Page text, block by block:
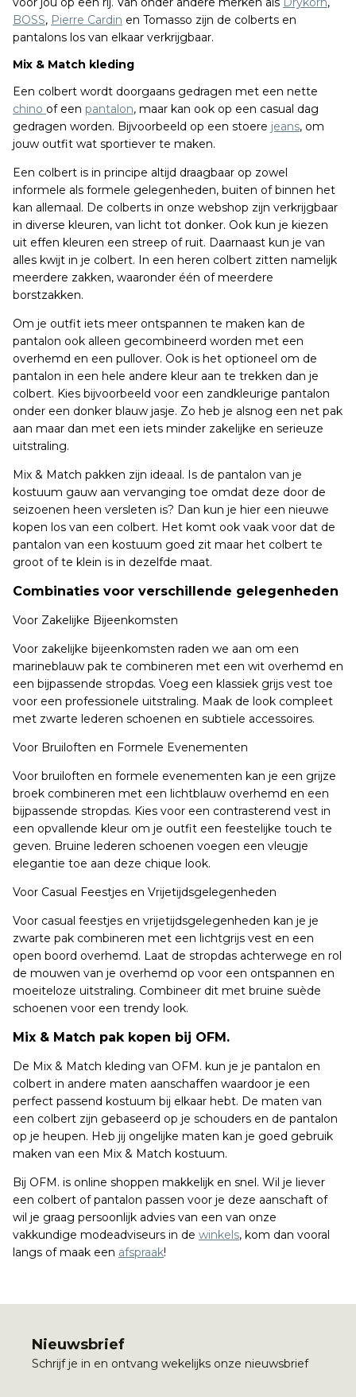
BOSS, Pierre Cardin en Tomasso zijn de colberts en
pantalons los van elkaar verkrijgbaar.
Mix & Match kleding
Een colbert wordt doorgaans gedragen met een nette
chino of een pantalon, maar kan ook op een casual dag
gedragen worden. Bijvoorbeeld op een stoere jeans, om
jouw outfit wat sportiever te maken.
Een colbert is in principe altijd draagbaar op zowel
informele als formele gelegenheden, buiten of binnen het
kan allemaal. De colberts in onze webshop zijn verkrijgbaar
in diverse kleuren, van licht tot donker. Ook kun je kiezen
uit effen kleuren een streep of ruit. Daarnaast kun je van
alles kwijt in je colbert. In een heren colbert zitten namelijk
meerdere zakken, waaronder één of meerdere
borstzakken.
Om je outfit iets meer ontspannen te maken kan de
pantalon ook alleen gecombineerd worden met een
overhemd en een pullover. Ook is het optioneel om de
pantalon in een hele andere kleur aan te trekken dan je
colbert. Kies bijvoorbeeld voor een zandkleurige pantalon
onder een donker blauw jasje. Zo heb je alsnog een net pak
aan maar dan met een iets minder zakelijke en serieuze
uitstraling.
Mix & Match pakken zijn ideaal. Is de pantalon van je
kostuum gauw aan vervanging toe omdat deze door de
seizoenen heen versleten is? Dan kun je hier een nieuwe
kopen los van een colbert. Het komt ook vaak voor dat de
pantalon van een kostuum goed zit maar het colbert te
groot of te klein is in dezelfde maat.
Combinaties voor verschillende gelegenheden
Voor Zakelijke Bijeenkomsten
Voor zakelijke bijeenkomsten raden we aan om een
marineblauw pak te combineren met een wit overhemd en
een bijpassende stropdas. Voeg een klassiek grijs vest toe
voor een professionele uitstraling. Maak de look compleet
met zwarte lederen schoenen en subtiele accessoires.
Voor Bruiloften en Formele Evenementen
Voor bruiloften en formele evenementen kan je een grijze
broek combineren met een lichtblauw overhemd en een
bijpassende stropdas. Kies voor een contrasterend vest in
een opvallende kleur om je outfit een feestelijke touch te
geven. Bruine lederen schoenen voegen een vleugje
elegantie toe aan deze chique look.
Voor Casual Feestjes en Vrijetijdsgelegenheden
Voor casual feestjes en vrijetijdsgelegenheden kan je je
zwarte pak combineren met een lichtgrijs vest en een
open boord overhemd. Laat de stropdas achterwege en rol
de mouwen van je overhemd op voor een ontspannen en
moeiteloze uitstraling. Combineer dit met bruine suède
schoenen voor een trendy look.
Mix & Match pak kopen bij OFM.
De Mix & Match kleding van OFM. kun je je pantalon en
colbert in andere maten aanschaffen waardoor je een
perfect passend kostuum bij elkaar hebt. De maten van
een colbert zijn gebaseerd op je schouders en de pantalon
op je heupen. Heb jij ongelijke maten kan je goed gebruik
maken van een Mix & Match kostuum.
Bij OFM. is online shoppen makkelijk en snel. Wil je liever
een colbert of pantalon passen voor je deze aanschaft of
wil je graag persoonlijk advies van een van onze
vakkundige modeadviseurs in de winkels, kom dan vooral
langs of maak een afspraak!
Nieuwsbrief
Schrijf je in en ontvang wekelijks onze nieuwsbrief